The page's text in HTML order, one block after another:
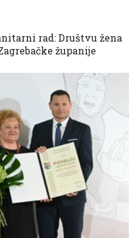
rad: Društvu žena
županije